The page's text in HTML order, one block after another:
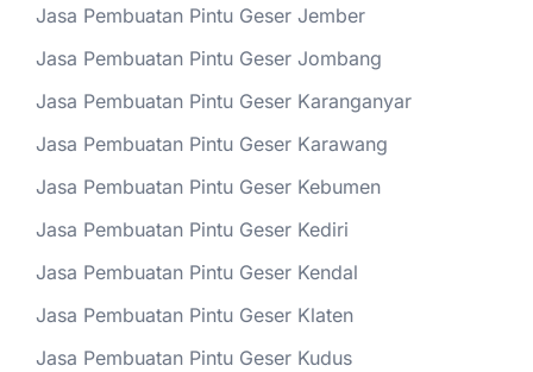
Jasa Pembuatan Pintu Geser Jember
Jasa Pembuatan Pintu Geser Jombang
Jasa Pembuatan Pintu Geser Karanganyar
Jasa Pembuatan Pintu Geser Karawang
Jasa Pembuatan Pintu Geser Kebumen
Jasa Pembuatan Pintu Geser Kediri
Jasa Pembuatan Pintu Geser Kendal
Jasa Pembuatan Pintu Geser Klaten
Jasa Pembuatan Pintu Geser Kudus